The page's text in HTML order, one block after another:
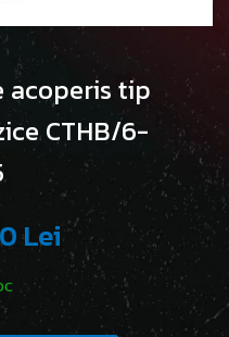
acoperis tip
CTHB/6-
Lei